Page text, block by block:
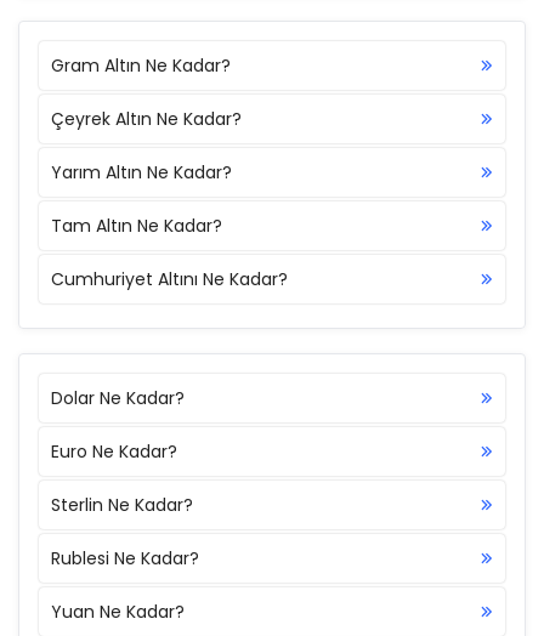
Gram Altın Ne Kadar?
Çeyrek Altın Ne Kadar?
Yarım Altın Ne Kadar?
Tam Altın Ne Kadar?
Cumhuriyet Altını Ne Kadar?
Dolar Ne Kadar?
Euro Ne Kadar?
Sterlin Ne Kadar?
Rublesi Ne Kadar?
Yuan Ne Kadar?